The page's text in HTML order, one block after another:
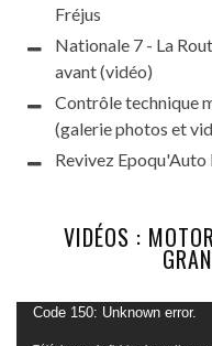
Fréjus
Nationale 7 - La
avant (vidéo)
Contrôle technique
(galerie photos et
Revivez
VIDÉOS :
Lecteur
vidéo
Code 150: Unknown error.